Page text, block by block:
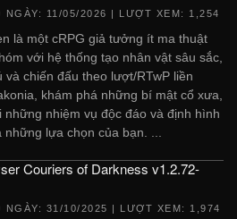
NGÀY: 11/05/2026 | LƯỢT XEM: 1,254
là một cRPG giả tưởng ít ma thuật
với hệ thống tạo nhân vật sâu sắc,
chiến đấu theo lượt/RTwP liền
khám phá những bí mật cổ xưa,
nhiệm vụ độc đáo và định hình
lựa chọn của bạn. ...
Couriers of Darkness v1.2.72-
NGÀY: 31/10/2025 | LƯỢT XEM: 1,974